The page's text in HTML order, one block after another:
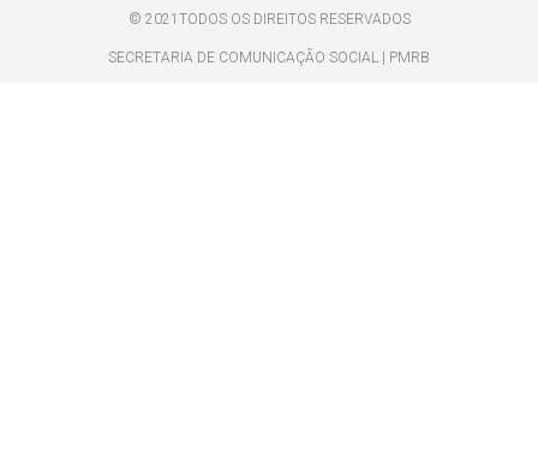
© 2021TODOS OS DIREITOS RESERVADOS
SECRETARIA DE COMUNICAÇÃO SOCIAL | PMRB